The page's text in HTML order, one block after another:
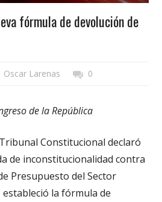
fórmula de devolución de
Oscar Larenas 0
de la República
Constitucional declaró
de inconstitucionalidad contra
Presupuesto del Sector
estableció la fórmula de